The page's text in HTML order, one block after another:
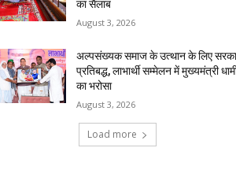
का सैलाब
August 3, 2026
अल्पसंख्यक समाज के उत्थान के लिए
प्रतिबद्ध, लाभार्थी सम्मेलन में मुख्यमंत्री
का भरोसा
August 3, 2026
Load more